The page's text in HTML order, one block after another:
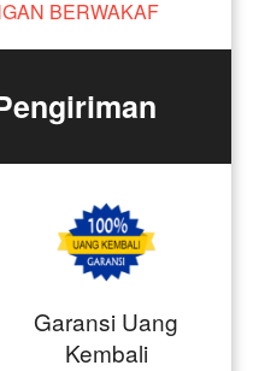
BERWAKAF
Garansi Uang
Kembali